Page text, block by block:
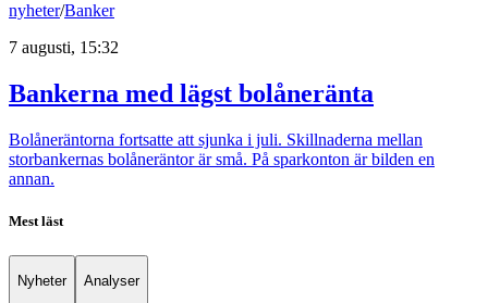
nyheter/Banker
7 augusti, 15:32
Bankerna med lägst bolåneränta
Bolåneräntorna fortsatte att sjunka i juli. Skillnaderna mellan
storbankernas bolåneräntor är små. På sparkonton är bilden en
annan.
Mest läst
Nyheter Analyser